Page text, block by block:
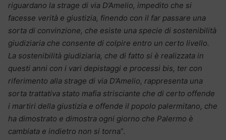
riguardano la strage di via D’Amelio, impedito che si
facesse verità e giustizia, finendo con il far passare una
sorta di convinzione, che esiste una specie di sostenibilità
giudiziaria che consente di colpire entro un certo livello.
La sostenibilità giudiziaria, che di fatto si è realizzata in
questi anni con i vari depistaggi e processi bis, ter con
riferimento alla strage di via D’Amelio, rappresenta una
sorta trattativa stato mafia strisciante che di certo offende
i martiri della giustizia e offende il popolo palermitano, che
ha dimostrato e dimostra ogni giorno che Palermo è
cambiata e indietro non si torna”.